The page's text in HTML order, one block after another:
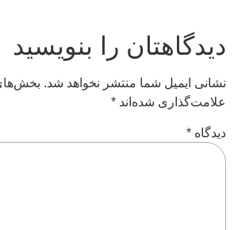
دیدگاهتان را بنویسید
نشانی ایمیل شما منتشر نخواهد شد. بخش‌های
علامت‌گذاری شده‌اند *
دیدگاه *